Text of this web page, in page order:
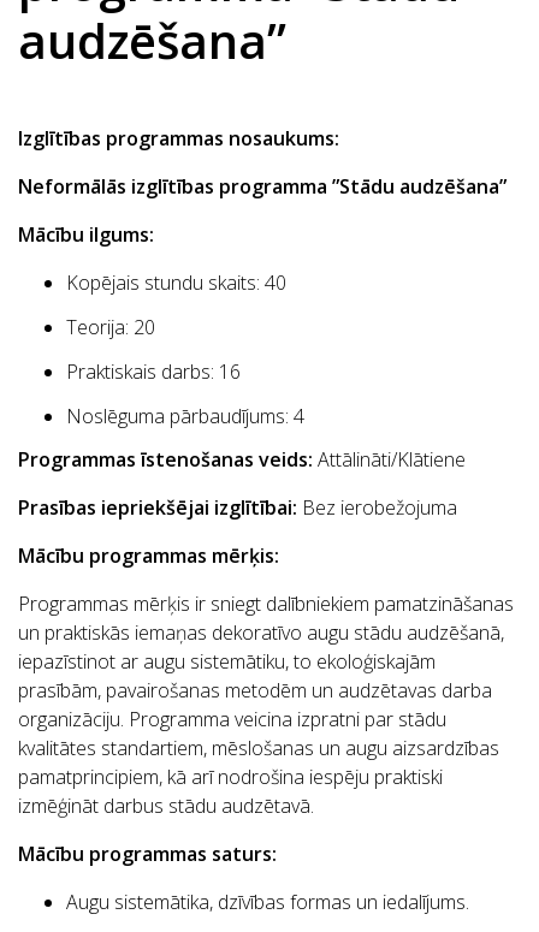
audzēšana”
Izglītības programmas nosaukums:
Neformālās izglītības programma ”Stādu audzēšana”
Mācību ilgums:
Kopējais stundu skaits: 40
Teorija: 20
Praktiskais darbs: 16
Noslēguma pārbaudījums: 4
Programmas īstenošanas veids: Attālināti/Klātiene
Prasības iepriekšējai izglītībai: Bez ierobežojuma
Mācību programmas mērķis:
Programmas mērķis ir sniegt dalībniekiem pamatzināšanas
un praktiskās iemaņas dekoratīvo augu stādu audzēšanā,
iepazīstinot ar augu sistemātiku, to ekoloģiskajām
prasībām, pavairošanas metodēm un audzētavas darba
organizāciju. Programma veicina izpratni par stādu
kvalitātes standartiem, mēslošanas un augu aizsardzības
pamatprincipiem, kā arī nodrošina iespēju praktiski
izmēģināt darbus stādu audzētavā.
Mācību programmas saturs:
Augu sistemātika, dzīvības formas un iedalījums.